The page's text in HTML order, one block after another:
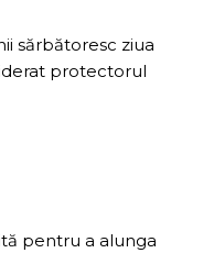
sărbătoresc ziua
protectorul
pentru a alunga